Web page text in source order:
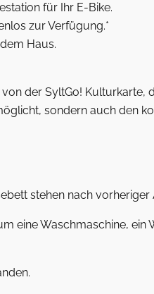
für Ihr E-Bike.
zur Verfügung.*
Haus.
der SyltGo! Kulturkarte,
sondern auch den
stehen nach
eine Waschmaschine, ein